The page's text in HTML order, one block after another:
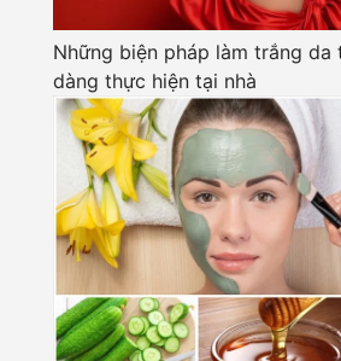
Những biện pháp làm trắng da
dàng thực hiện tại nhà